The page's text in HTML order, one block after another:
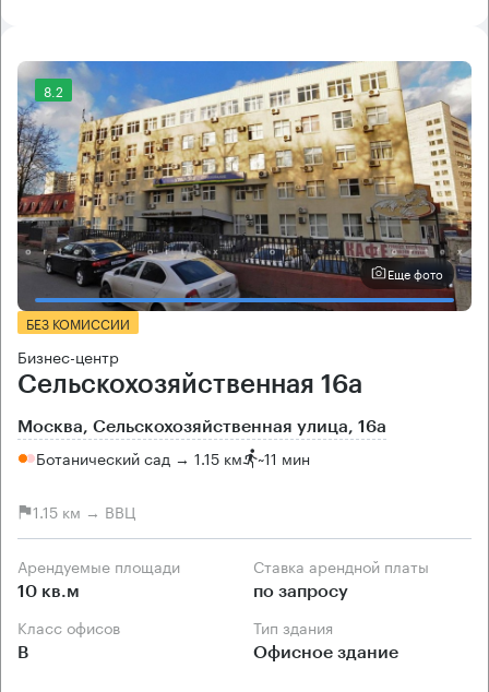
8.2
Еще фото
БЕЗ КОМИССИИ
Бизнес-центр
Сельскохозяйственная 16а
Москва, Сельскохозяйственная улица, 16а
Ботанический сад → 1.15 км ~11 мин
1.15 км → ВВЦ
Арендуемые площади
10 кв.м
Ставка арендной платы
по запросу
Класс офисов
B
Тип здания
Офисное здание